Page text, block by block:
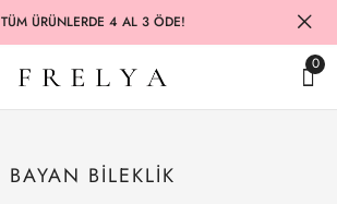
TÜM ÜRÜNLERDE 4 AL 3 ÖDE!
0
BAYAN BILEKLIK